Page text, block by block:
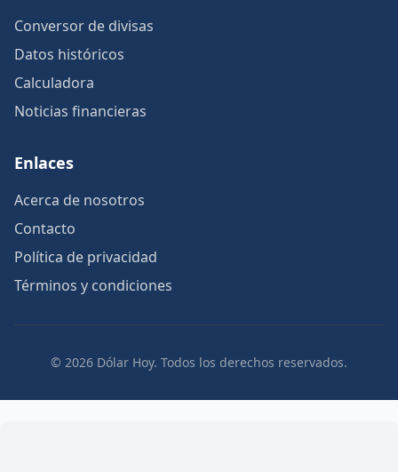
Conversor de divisas
Datos históricos
Calculadora
Noticias financieras
Enlaces
Acerca de nosotros
Contacto
Política de privacidad
Términos y condiciones
© 2026 Dólar Hoy. Todos los derechos reservados.